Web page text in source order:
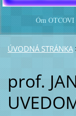
Óm
ÚVODNÁ STRÁNKA
prof.